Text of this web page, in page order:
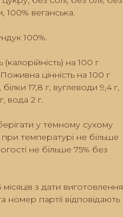
100% веганська.
100%.
(калорійність) на 100 г
цінність на 100 г
17,8 г, вуглеводи 9,4 г,
вода 2 г.
у темному сухому
температурі не більше
не більше 75% без
з дати виготовлення
номер партії відповідають